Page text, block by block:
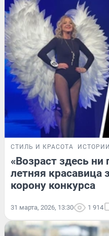
СТИЛЬ И КРАСОТА ИСТОРИИ
«Возраст здесь ни
летняя красавица
корону конкурса
31 марта, 2026, 13:30 1 914